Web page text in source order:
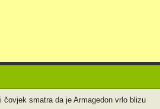
čovjek smatra da je Armagedon vrlo blizu